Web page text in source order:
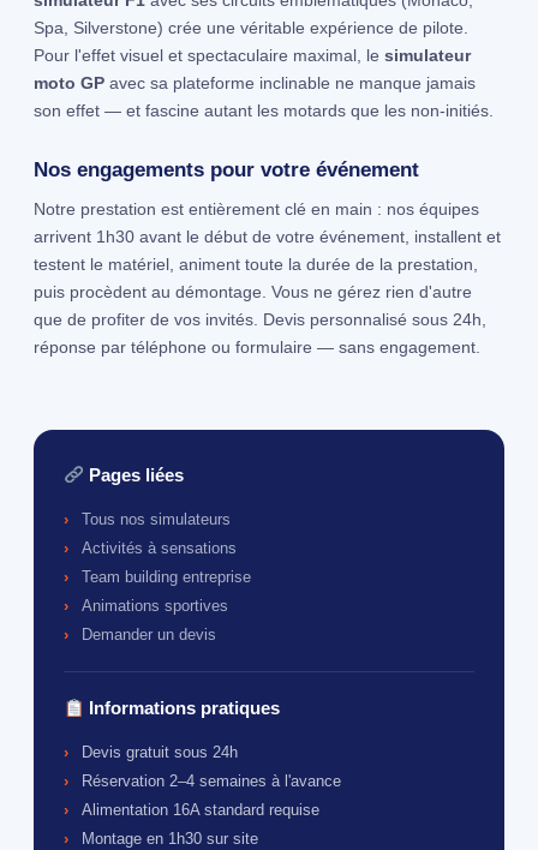
Spa, Silverstone) crée une véritable expérience de pilote.
Pour l'effet visuel et spectaculaire maximal, le simulateur
moto GPavec sa plateforme inclinable ne manque jamais
son effet — et fascine autant les motards que les non-initiés.
Nos engagements pour votre événement
Notre prestation est entièrement clé en main : nos équipes
arrivent 1h30 avant le début de votre événement, installent et
testent le matériel, animent toute la durée de la prestation,
puis procèdent au démontage. Vous ne gérez rien d'autre
que de profiter de vos invités. Devis personnalisé sous 24h,
réponse par téléphone ou formulaire — sans engagement.
Pages liées
Tous nos simulateurs
Activités à sensations
Team building entreprise
Animations sportives
Demander un devis
Informations pratiques
Devis gratuit sous 24h
Réservation 2–4 semaines à l'avance
Alimentation 16A standard requise
Montage en 1h30 sur site